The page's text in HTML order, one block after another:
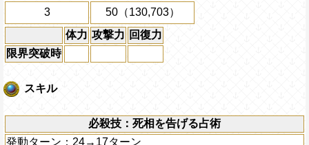
3
50（130,703）
体力 攻撃力 回復力
限界突破時
スキル
必殺技：死相を告げる占術
発動ターン：24→17ターン